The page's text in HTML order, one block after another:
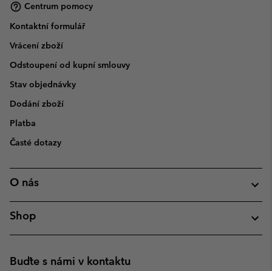
Centrum pomocy
Kontaktní formulář
Vrácení zboží
Odstoupení od kupní smlouvy
Stav objednávky
Dodání zboží
Platba
Časté dotazy
O nás
Shop
Buďte s námi v kontaktu